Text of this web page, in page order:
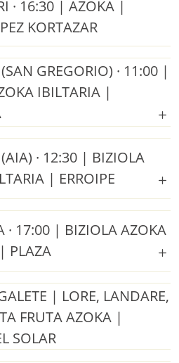
· 16:30 | AZOKA |
KORTAZAR
GREGORIO) · 11:00 |
IBILTARIA |
· 12:30 | BIZIOLA
| ERROIPE
· 17:00 | BIZIOLA AZOKA
PLAZA
| LORE, LANDARE,
FRUTA AZOKA |
SOLAR